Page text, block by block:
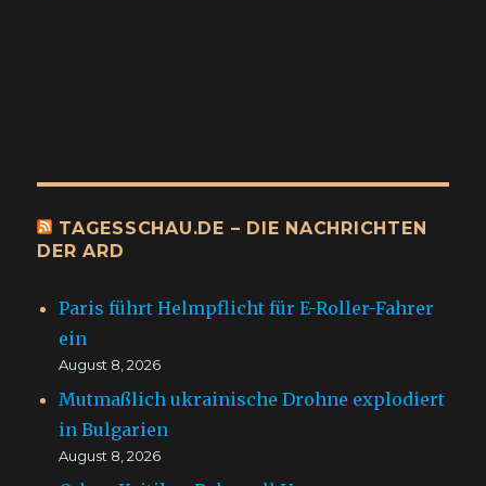
TAGESSCHAU.DE – DIE NACHRICHTEN
DER ARD
Paris führt Helmpflicht für E-Roller-Fahrer
ein
August 8, 2026
Mutmaßlich ukrainische Drohne explodiert
in Bulgarien
August 8, 2026